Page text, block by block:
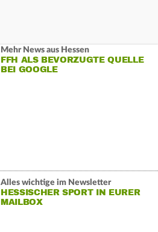
Mehr News aus Hessen
FFH ALS BEVORZUGTE QUELLE
BEI GOOGLE
Alles wichtige im Newsletter
HESSISCHER SPORT IN EURER
MAILBOX